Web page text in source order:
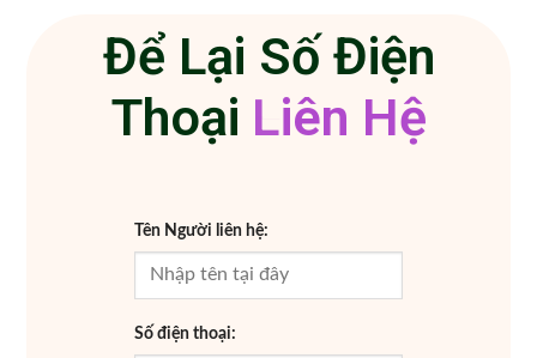
Để Lại Số Điện
Thoại
n H ệ
Liên Hệ
Tên Người liên hệ:
Số điện thoại: